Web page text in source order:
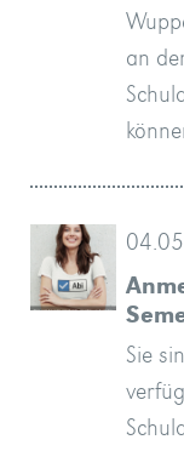
an
Sie